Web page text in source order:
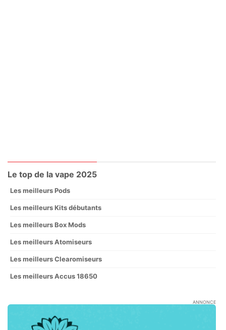
Le top de la vape 2025
Les meilleurs Pods
Les meilleurs Kits débutants
Les meilleurs Box Mods
Les meilleurs Atomiseurs
Les meilleurs Clearomiseurs
Les meilleurs Accus 18650
ANNONCE